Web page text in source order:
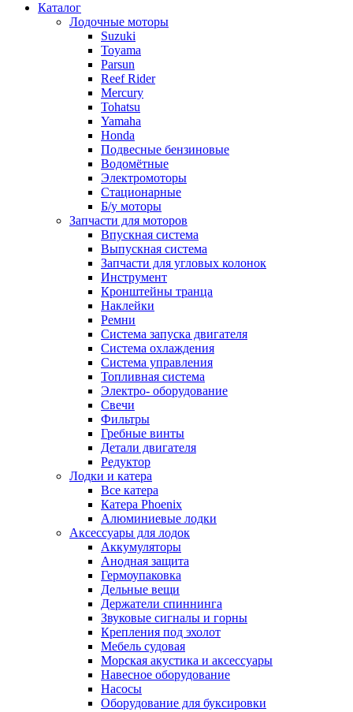
Каталог
Лодочные моторы
Suzuki
Toyama
Parsun
Reef Rider
Mercury
Tohatsu
Yamaha
Honda
Подвесные бензиновые
Водомётные
Электромоторы
Стационарные
Б/у моторы
Запчасти для моторов
Впускная система
Выпускная система
Запчасти для угловых колонок
Инструмент
Кронштейны транца
Наклейки
Ремни
Система запуска двигателя
Система охлаждения
Система управления
Топливная система
Электро- оборудование
Свечи
Фильтры
Гребные винты
Детали двигателя
Редуктор
Лодки и катера
Все катера
Катера Phoenix
Алюминиевые лодки
Аксессуары для лодок
Аккумуляторы
Анодная защита
Гермоупаковка
Дельные вещи
Держатели спиннинга
Звуковые сигналы и горны
Крепления под эхолот
Мебель судовая
Морская акустика и аксессуары
Навесное оборудование
Насосы
Оборудование для буксировки